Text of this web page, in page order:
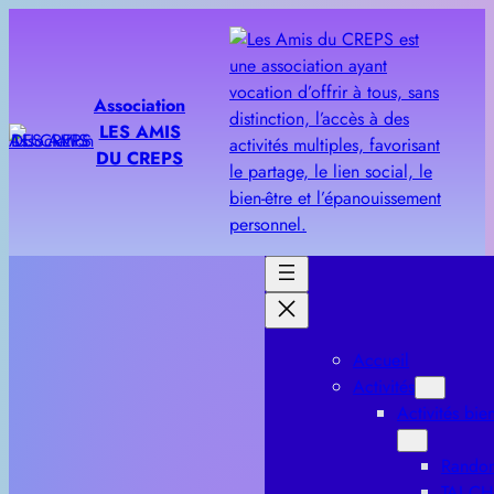
Association
LES AMIS
DU CREPS
Accueil
Activités
Activités